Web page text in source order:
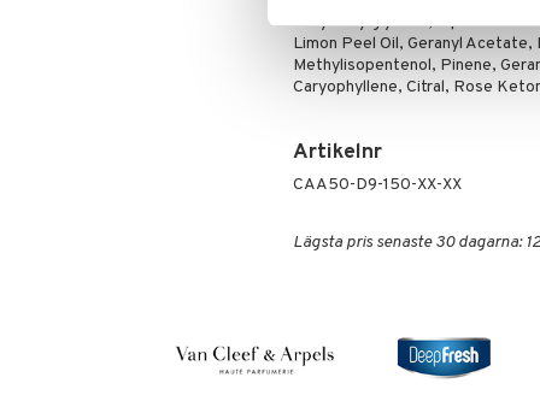
Ethylhexylglycerin, Alpha-
Limon Peel Oil, Geranyl
Methylisopentenol, Pinene,
Caryophyllene, Citral, Rose
Artikelnr
CAA50-D9-150-XX-XX
Lägsta pris senaste 30 dagarna: